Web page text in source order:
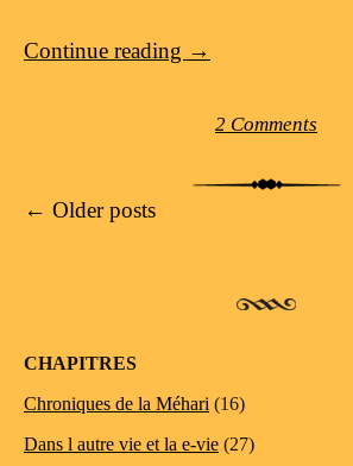
Continue reading →
2 Comments
Post navigation
← Older posts
CHAPITRES
Chroniques de la Méhari (16)
Dans l autre vie et la e-vie (27)